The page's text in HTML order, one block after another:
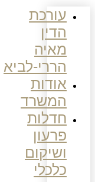
עורכת
הדין
מאיה
הררי-לביא
אודות
המשרד
חדלות
פרעון
ושיקום
כלכלי